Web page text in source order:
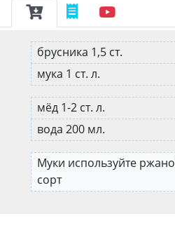
брусника 1,5 ст.
мука 1 ст. л.
мёд 1-2 ст. л.
вода 200 мл.
Муки используйте
сорт